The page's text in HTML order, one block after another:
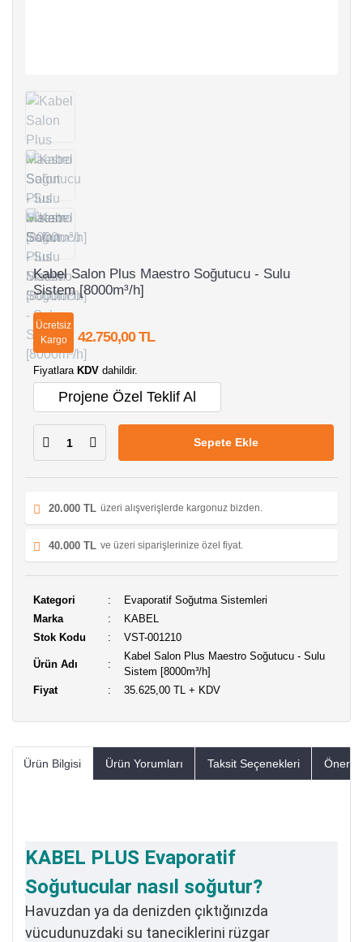
Kabel Salon Plus Maestro Soğutucu - Sulu
Sistem [8000m³/h]
Ücretsiz
Kargo
42.750,00 TL
Fiyatlara KDV dahildir.
Projene Özel Teklif Al
Sepete Ekle
20.000 TL üzeri alışverişlerde kargonuz bizden.
40.000 TL ve üzeri siparişlerinize özel fiyat.
Kategori
Evaporatif Soğutma Sistemleri
Marka
KABEL
Stok Kodu
VST-001210
Ürün Adı
Kabel Salon Plus Maestro Soğutucu - Sulu
Sistem [8000m³/h]
Fiyat
35.625,00 TL + KDV
Ürün Bilgisi Ürün Yorumları Taksit Seçenekleri
KABEL PLUS Evaporatif
Soğutucular nasıl soğutur?
Havuzdan ya da denizden çıktığınızda
vücudunuzdaki su taneciklerini rüzgar